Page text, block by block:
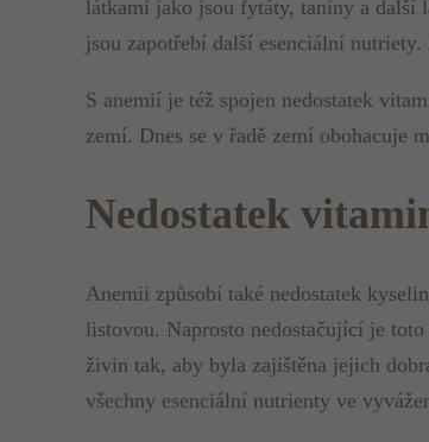
látkami jako jsou fytáty, taniny a další
jsou zapotřebí další esenciální
S anemií je též spojen nedostatek
zemí. Dnes se v řadě zemí obohacuje
Nedostatek
Anemii způsobí také nedostatek
listovou. Naprosto nedostačující je
živin tak, aby byla zajištěna jejich
všechny esenciální nutrienty ve